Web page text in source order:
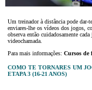
Um treinador à distância pode dar-
enviares-lhe os vídeos dos jogos,
observa então cuidadosamente
videochamada.
Para mais informações: Cursos de
COMO TE TORNARES UM
ETAPA 3 (16-21 ANOS)